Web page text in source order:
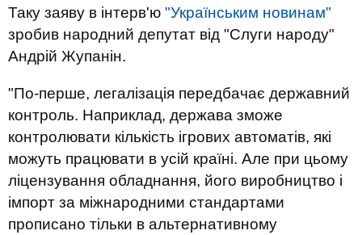
Таку заяву в інтерв'ю "Українським новинам"
зробив народний депутат від "Слуги народу"
Андрій Жупанін.
"По-перше, легалізація передбачає державний
контроль. Наприклад, держава зможе
контролювати кількість ігрових автоматів, які
можуть працювати в усій країні. Але при цьому
ліцензування обладнання, його виробництво і
імпорт за міжнародними стандартами
прописано тільки в альтернативному